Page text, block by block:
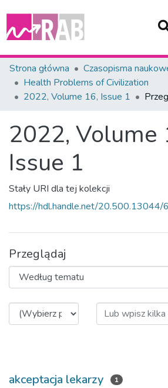
Zespoły i Kolekcje
Całe Repozytorium
Strona główna
Czasopisma
Health Problems of Civilization
2022, Volume 16, Issue 1
2022, Volume
Issue 1
Stały URI dla tej kolekcji
https://hdl.handle.net/20.500.13044/
Przeglądaj
Przeglądanie 2022,
akceptacja lekarzy 1